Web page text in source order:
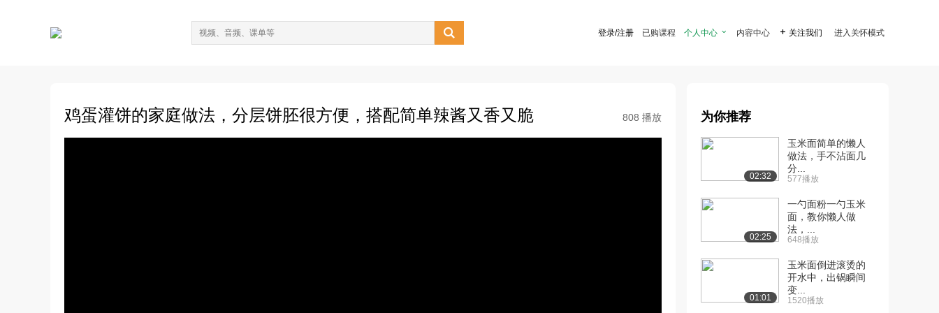
 登录/注册 已购课程 个人中心  内容中心  关注我们 进入关怀模式
鸡蛋灌饼的家庭做法，分层饼胚很方便，搭配简单辣酱又香又脆 808 播放 为你推荐
02:32
玉米面简单的懒人
做法，手不沾面几
分...
577播放
02:25
一勺面粉一勺玉米
面，教你懒人做
法，...
648播放
01:01
玉米面倒进滚烫的
开水中，出锅瞬间
变...
1520播放